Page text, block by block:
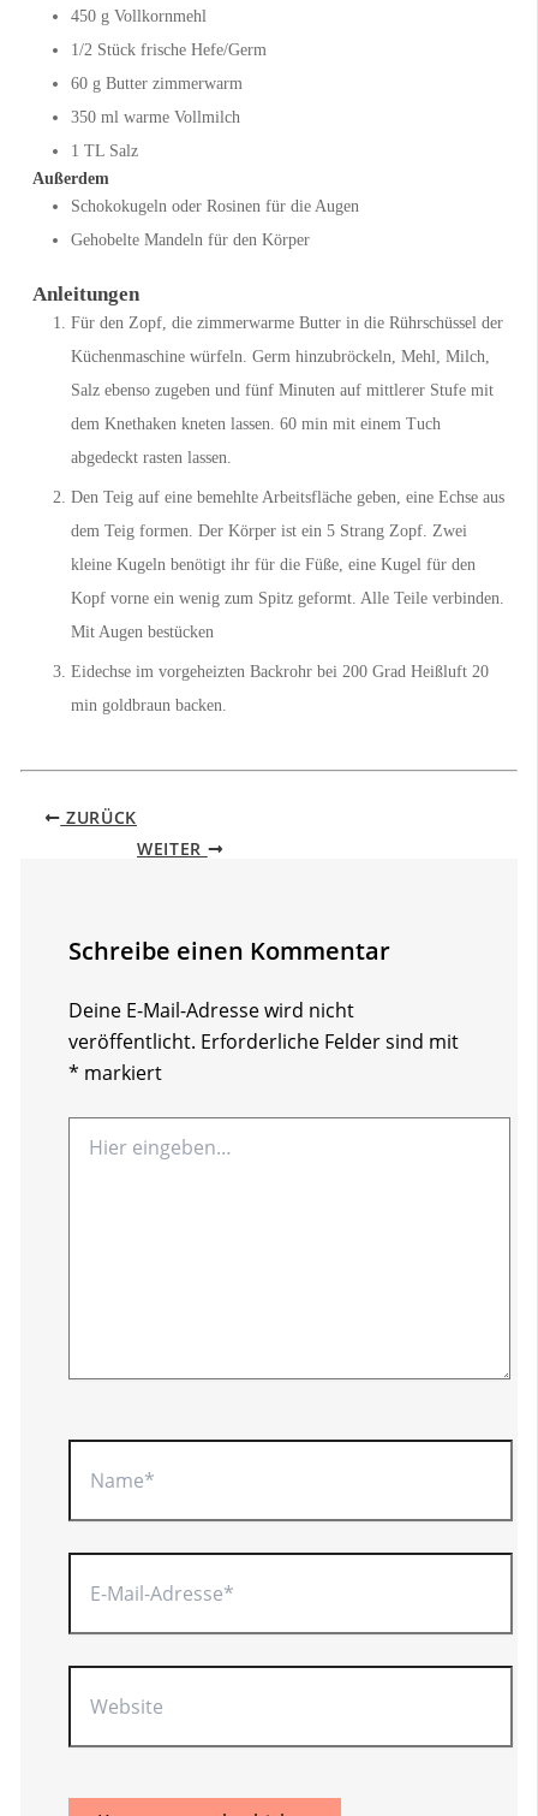
450 g Vollkornmehl
1/2 Stück frische Hefe/Germ
60 g Butter zimmerwarm
350 ml warme Vollmilch
1 TL Salz
Außerdem
Schokokugeln oder Rosinen für die Augen
Gehobelte Mandeln für den Körper
Anleitungen
Für den Zopf, die zimmerwarme Butter in die Rührschüssel der
Küchenmaschine würfeln. Germ hinzubröckeln, Mehl, Milch,
Salz ebenso zugeben und fünf Minuten auf mittlerer Stufe mit
dem Knethaken kneten lassen. 60 min mit einem Tuch
abgedeckt rasten lassen.
Den Teig auf eine bemehlte Arbeitsfläche geben, eine Echse aus
dem Teig formen. Der Körper ist ein 5 Strang Zopf. Zwei
kleine Kugeln benötigt ihr für die Füße, eine Kugel für den
Kopf vorne ein wenig zum Spitz geformt. Alle Teile verbinden.
Mit Augen bestücken
Eidechse im vorgeheizten Backrohr bei 200 Grad Heißluft 20
min goldbraun backen.
ZURÜCK
WEITER
Schreibe einen Kommentar
Deine E-Mail-Adresse wird nicht
veröffentlicht. Erforderliche Felder sind mit
* markiert
eingeben…
Name*
E-
Mail-
Website